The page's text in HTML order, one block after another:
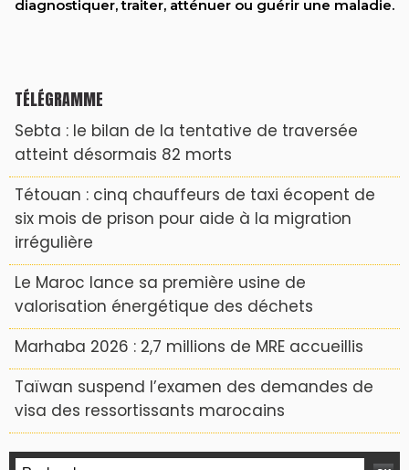
diagnostiquer, traiter, atténuer ou guérir une maladie.
TÉLÉGRAMME
Sebta : le bilan de la tentative de traversée
atteint désormais 82 morts
Tétouan : cinq chauffeurs de taxi écopent de
six mois de prison pour aide à la migration
irrégulière
Le Maroc lance sa première usine de
valorisation énergétique des déchets
Marhaba 2026 : 2,7 millions de MRE accueillis
Taïwan suspend l’examen des demandes de
visa des ressortissants marocains